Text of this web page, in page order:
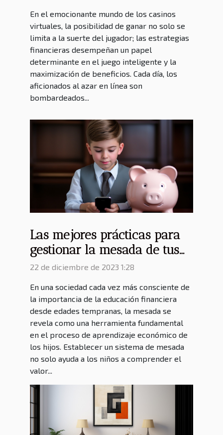
virtuales
En el emocionante mundo de los casinos
virtuales, la posibilidad de ganar no solo se
limita a la suerte del jugador; las estrategias
financieras desempeñan un papel
determinante en el juego inteligente y la
maximización de beneficios. Cada día, los
aficionados al azar en línea son
bombardeados...
Las mejores prácticas para
gestionar la mesada de tus
hijos
22 de diciembre de 2023 1:28
En una sociedad cada vez más consciente de
la importancia de la educación financiera
desde edades tempranas, la mesada se
revela como una herramienta fundamental
en el proceso de aprendizaje económico de
los hijos. Establecer un sistema de mesada
no solo ayuda a los niños a comprender el
valor...